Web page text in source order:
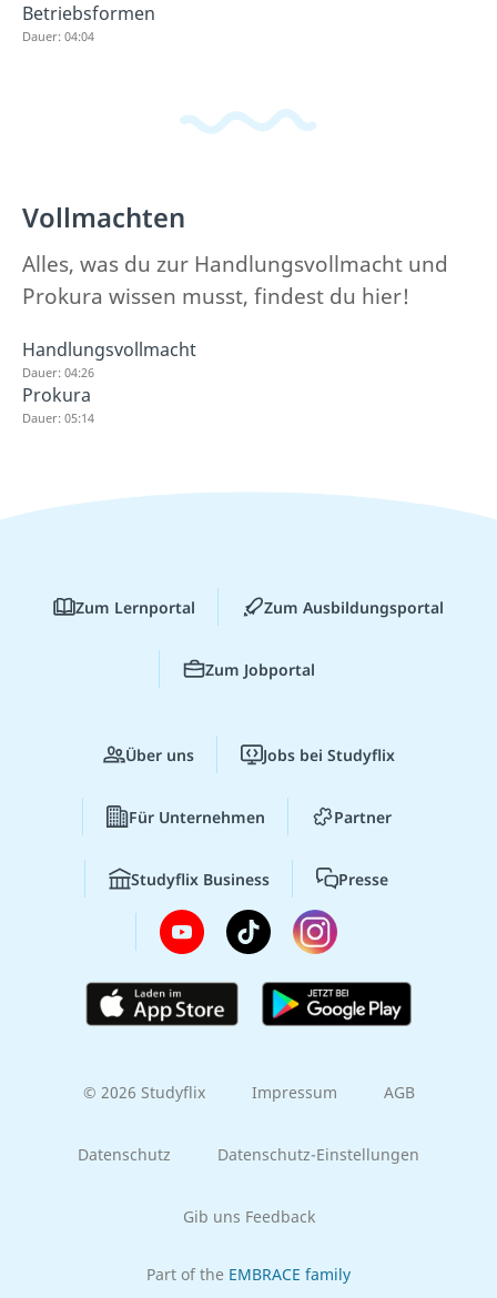
Betriebsformen
Dauer: 04:04
Vollmachten
Alles, was du zur Handlungsvollmacht und
Prokura wissen musst, findest du hier!
Handlungsvollmacht
Dauer: 04:26
Prokura
Dauer: 05:14
Zum Lernportal Zum Ausbildungsportal
Zum Jobportal
Über uns Jobs bei Studyflix
Für Unternehmen Partner
Studyflix Business Presse
© 2026 Studyflix Impressum AGB
Datenschutz Datenschutz-Einstellungen
Gib uns Feedback
Part of the EMBRACE family